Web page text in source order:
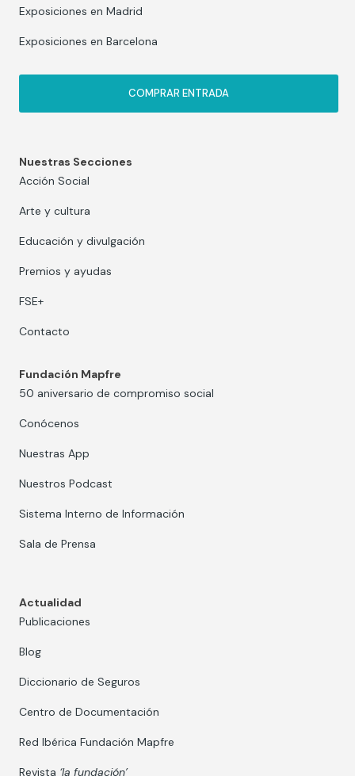
Exposiciones en Madrid
Exposiciones en Barcelona
COMPRAR ENTRADA
Nuestras Secciones
Acción Social
Arte y cultura
Educación y divulgación
Premios y ayudas
FSE+
Contacto
Fundación Mapfre
50 aniversario de compromiso social
Conócenos
Nuestras App
Nuestros Podcast
Sistema Interno de Información
Sala de Prensa
Actualidad
Publicaciones
Blog
Diccionario de Seguros
Centro de Documentación
Red Ibérica Fundación Mapfre
Revista ‘la fundación’